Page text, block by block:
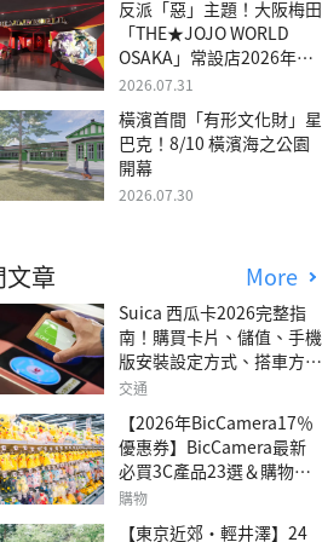
反派「惡」主題！大阪梅田
「THE★JOJO WORLD
OSAKA」常設店2026年冬
季開幕
2026.07.31
橫濱首間「有形文化財」星
巴克！8/10 橫濱海之公園
開幕
2026.07.30
章 More
Suica 西瓜卡2026完整指
南！購買卡片、儲值、手機
版安裝設定方式、搭車方
法、常見問題解答！
交通
【2026年BicCamera17％
優惠券】BicCamera最新
必買3C產品23選＆購物攻
略
購物
【東京近郊・輕井澤】24